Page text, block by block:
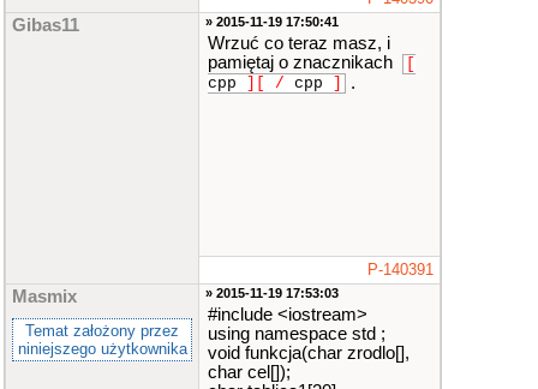
Gibas11 » 2015-11-19 17:50:41
Wrzuć co teraz masz, i
pamiętaj o znacznikach
[
cpp
/ cpp .
P-140391
Masmix
Temat założony przez
niniejszego użytkownika
» 2015-11-19 17:53:03
#include <iostream>
using namespace std ;
void funkcja(char zrodlo[],
char cel[]);